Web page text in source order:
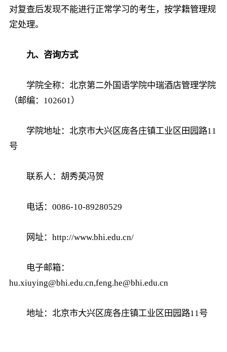
对复查后发现不能进行正常学习的考生，按学籍管理规
定处理。
九、咨询方式
学院全称：北京第二外国语学院中瑞酒店管理学院
（邮编：102601）
学院地址：北京市大兴区庞各庄镇工业区田园路11
号
联系人：胡秀英冯贺
电话：0086-10-89280529
网址：http://www.bhi.edu.cn/
电子邮箱：
hu.xiuying@bhi.edu.cn,feng.he@bhi.edu.cn
地址：北京市大兴区庞各庄镇工业区田园路11号